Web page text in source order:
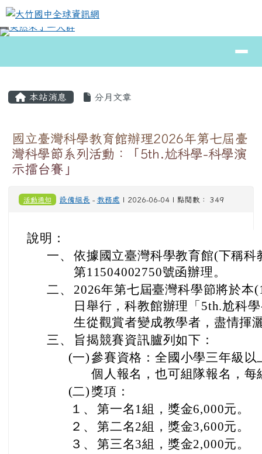
跳至主內容區
大竹國中全球資訊網
⏸
本站消息 分月文章
國立臺灣科學教育館辦理2026年第七屆臺
灣科學節系列活動：「5th.尬科學-科學演
示擂台賽」
活動通知 設備組長 - 教務處 | 2026-06-04 | 點閱數： 349
說明：
一、 依據國立臺灣科學教育館(下稱
第11504002750號函辦理。
二、
2026年第七屆臺灣科學節將於本
日舉行，科教館辦理「5th.尬科
生從觀賞者變成教學者，盡情揮
三、
旨揭競賽資訊臚列如下：
(一)參賽資格：全國小學三年級
個人報名，也可組隊報名，每
(二) 獎項：
１、 第一名1組，獎金6,000元。
２、 第二名2組，獎金3,600元。
３、 第三名3組，獎金2,000元。